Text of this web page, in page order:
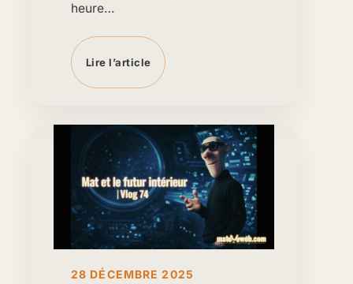
heure…
Lire l’article
28 DÉCEMBRE 2025